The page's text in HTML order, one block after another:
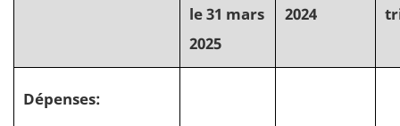
le 31 mars
2025
2024
Dépenses: